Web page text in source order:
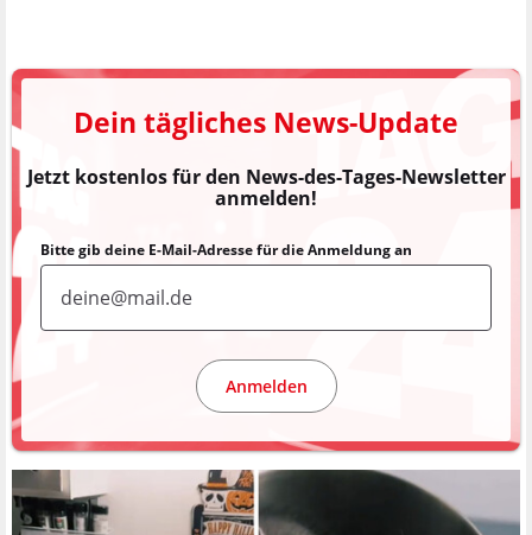
Dein tägliches News-Update
Jetzt kostenlos für den News-des-Tages-Newsletter
anmelden!
Bitte gib deine E-Mail-Adresse für die Anmeldung an
Anmelden